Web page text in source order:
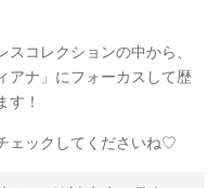
コレクションの中から、
アナ」にフォーカスして歴
す！
ェックしてくださいね♡